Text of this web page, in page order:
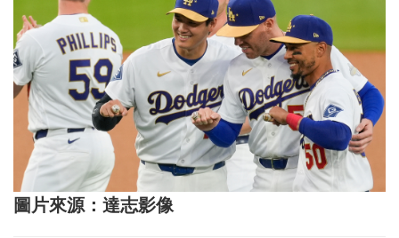
圖片來源：達志影像